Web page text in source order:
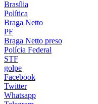
Brasília
Política
Braga Netto
PF
Braga Netto preso
Polícia Federal
STF
golpe
Facebook
Twitter
Whatsapp